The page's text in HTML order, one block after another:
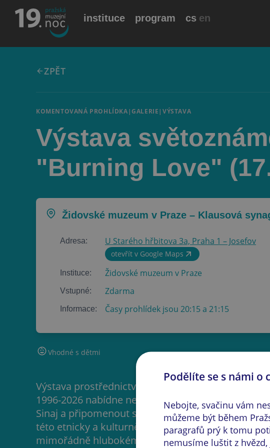
instituce program cs en
ZPĚT
KOMENTOVANÁ PROHLÍDKA|GALERIE|VÝSTAVA
Výstava
"Burning Love"
Židovské muzeum v Praze – Klausová
Adresa: U Starého hřbitova 3a, Praha 1 – Josefov
otevřít v Google Maps
Instituce: Židovské muzeum v Praze
Vstupné: Zdarma
Informace: Časy prohlídek jsou 20:15 a 21:15
Vhodné s dětmi
Výstava prostřednictvím bezmála dvou set
1996-2026 nabídne neopakovatelnou příležitost
Sinaj a připomenout si při tom i mnohé z
této etnicky a kulturně rozmanité blízkovýchodní
mimořádně hlubokému ponoru do života
Podělíte se s námi o
Nebojte, svačinu vám
můžeme být během
paragrafů prý k tomu
nemusíme luštit z